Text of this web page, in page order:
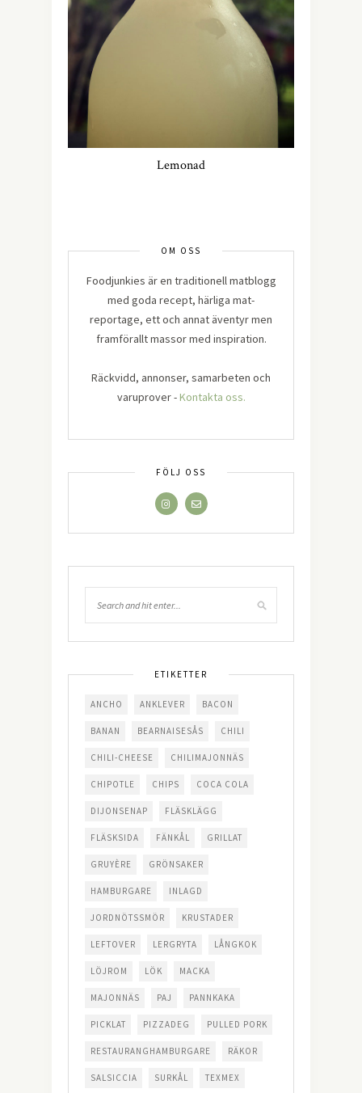
Lemonad
OM OSS
Foodjunkies är en traditionell matblogg
med goda recept, härliga mat-
reportage, ett och annat äventyr men
framförallt massor med inspiration.
Räckvidd, annonser, samarbeten och
varuprover -Kontakta oss.
FÖLJ OSS
ETIKETTER
ANCHO ANKLEVER BACON
BANAN BEARNAISESÅS CHILI
CHILI-CHEESE CHILIMAJONNÄS
CHIPOTLE CHIPS COCA COLA
DIJONSENAP FLÄSKLÄGG
FLÄSKSIDA FÄNKÅL GRILLAT
GRUYÈRE GRÖNSAKER
HAMBURGARE INLAGD
JORDNÖTSSMÖR KRUSTADER
LEFTOVER LERGRYTA LÅNGKOK
LÖJROM LÖK MACKA
MAJONNÄS PAJ PANNKAKA
PICKLAT PIZZADEG PULLED PORK
RESTAURANGHAMBURGARE RÄKOR
SALSICCIA SURKÅL TEXMEX